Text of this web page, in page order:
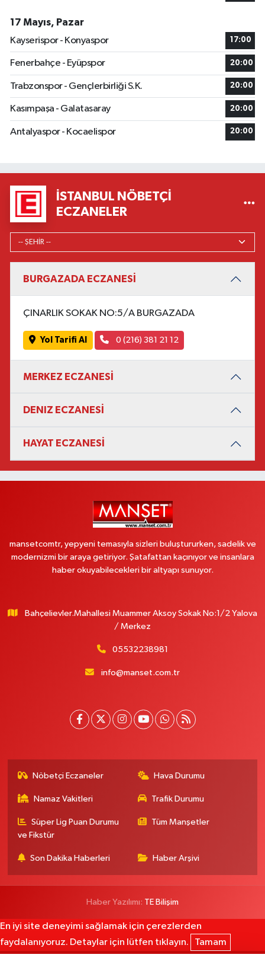
17 Mayıs, Pazar
Kayserispor - Konyaspor
17:00
Fenerbahçe - Eyüpspor 20:00
Trabzonspor - Gençlerbirliği S.K. 20:00
Kasımpaşa - Galatasaray 20:00
Antalyaspor - Kocaelispor 20:00
İSTANBUL NÖBETÇI
ECZANELER
BURGAZADA ECZANESİ
ÇINARLIK SOKAK NO:5/A BURGAZADA
Yol Tarifi Al 0 (216) 381 21 12
MERKEZ ECZANESİ
DENIZ ECZANESİ
HAYAT ECZANESİ
mansetcomtr, yepyeni temasıyla sizleri buluştururken, sadelik ve
modernizmi bir araya getiriyor. Şatafattan kaçınıyor ve insanlara
haber okuyabilecekleri bir altyapı sunuyor.
Bahçelievler.Mahallesi Muammer Aksoy Sokak No:1/2 Yalova
/ Merkez
05532238981
info@manset.com.tr
Nöbetçi Eczaneler Hava Durumu
Namaz Vakitleri Trafik Durumu
Süper Lig Puan Durumu
ve Fikstür
Tüm Manşetler
Son Dakika Haberleri Haber Arşivi
Haber Yazılımı: TE Bilişim
En iyi site deneyimi sağlamak için çerezlerden
faydalanıyoruz. Detaylar için lütfen tıklayın.
Tamam